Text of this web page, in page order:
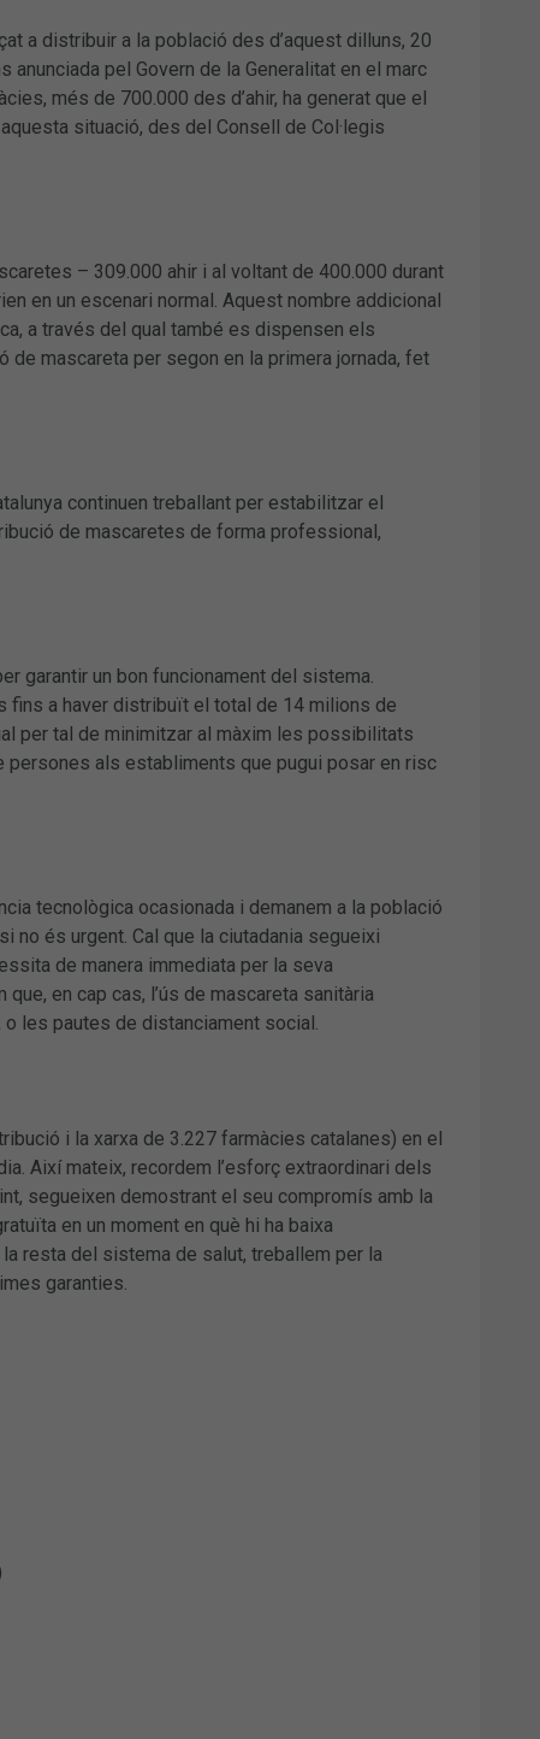
a distribuir a la població des d’aquest dilluns, 20
pel Govern de la Generalitat en el marc
més de 700.000 des d’ahir, ha generat que el
situació, des del Consell de Col·legis
– 309.000 ahir i al voltant de 400.000 durant
en un escenari normal. Aquest nombre addicional
a través del qual també es dispensen els
mascareta per segon en la primera jornada, fet
continuen treballant per estabilitzar el
de mascaretes de forma professional,
garantir un bon funcionament del sistema.
fins a haver distribuït el total de 14 milions de
per tal de minimitzar al màxim les possibilitats
persones als establiments que pugui posar en risc
tecnològica ocasionada i demanem a la població
no és urgent. Cal que la ciutadania segueixi
de manera immediata per la seva
en cap cas, l’ús de mascareta sanitària
les pautes de distanciament social.
i la xarxa de 3.227 farmàcies catalanes) en el
Així mateix, recordem l’esforç extraordinari dels
segueixen demostrant el seu compromís amb la
en un moment en què hi ha baixa
resta del sistema de salut, treballem per la
garanties.